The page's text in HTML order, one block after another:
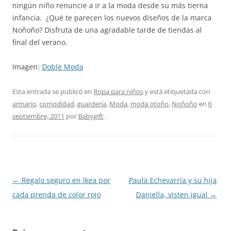
ningún niño renuncie a ir a la moda desde su más tierna
infancia. ¿Qué te parecen los nuevos diseños de la marca
Noñoño? Disfruta de una agradable tarde de tiendas al
final del verano.
Imagen: Doble Moda
Esta entrada se publicó en Ropa para niñosy está etiquetada con
armario,comodidad,guardería, Moda, moda otoño, Noñoño en 6
septiembre, 2011 por Babygift.
Navegación
de
← Regalo seguro en Ikea por
cada prenda de color rojo
Paula Echevarría y su hija
Daniella, visten igual →